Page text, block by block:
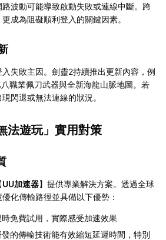
波動可能導致啟動失敗或連線中斷。跨
成為阻礙順利登入的關鍵因素。
失敗主因。劍靈2持續推出更新內容，例
職業佩刀武器與全新海龍山脈地圖。若
閃退或無法連線的狀況。
法遊玩」實用對策
UU加速器】提供專業解決方案。透過全球
化傳輸路徑並具備以下優勢：
時免費試用，實際感受加速效果
發的傳輸技術能有效縮短延遲時間，特別